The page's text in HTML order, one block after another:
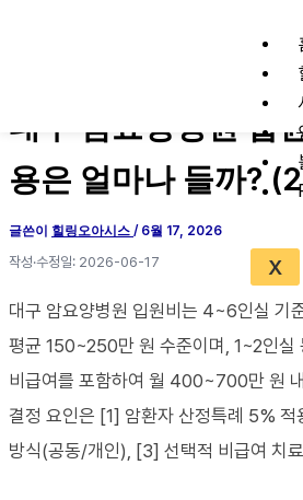
건
너
뛰
기
X
대구 암요양병원 입
용은 얼마나 들까?
글쓴이 힐링오아시스 / 6월 17, 2026
작성·수정일: 2026-06-17
대구 암요양병원 입원비는 4~6인실 기
평균 150~250만 원 수준이며, 1~2인실
비급여를 포함하여 월 400~700만 원
결정 요인은 [1] 암환자 산정특례 5%
방식(공동/개인), [3] 선택적 비급여 치